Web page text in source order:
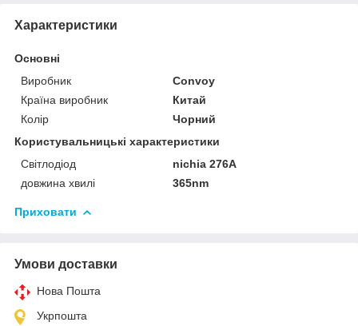
Характеристики
Основні
Виробник
Convoy
Країна виробник
Китай
Колір
Чорний
Користувальницькі характеристики
Світлодіод
nichia 276A
довжина хвилі
365nm
Приховати
Умови доставки
Нова Пошта
Укрпошта